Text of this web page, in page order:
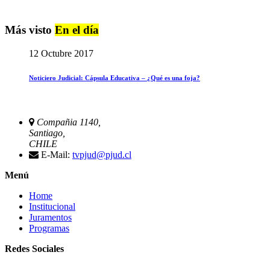
Más visto En el día
12 Octubre 2017
Noticiero Judicial: Cápsula Educativa – ¿Qué es una foja?
Compañia 1140,
Santiago,
CHILE
E-Mail: tvpjud@pjud.cl
Menú
Home
Institucional
Juramentos
Programas
Redes Sociales